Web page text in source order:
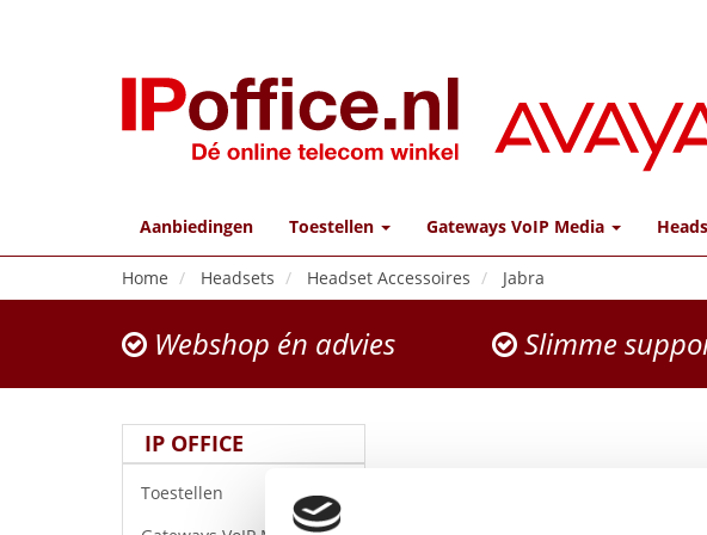
Aanbiedingen Toestellen Gateways VoIP Media
Home Headsets Headset Accessoires Jabra
Webshop én advies Slimme
IP OFFICE
Toestellen